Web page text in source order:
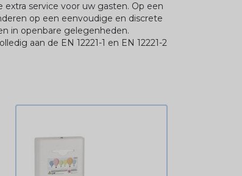
service voor uw gasten. Op een
op een eenvoudige en discrete
in openbare gelegenheden.
aan de EN 12221-1 en EN 12221-2